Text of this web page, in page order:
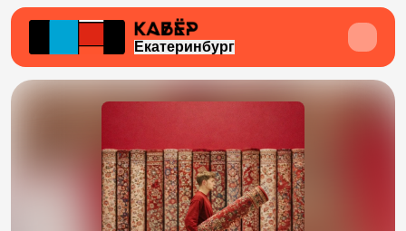
Екатеринбург